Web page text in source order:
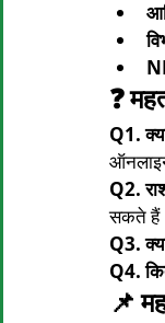
❓
Q1.
Q2.
सकते हैं
Q3.
Q4.
📌